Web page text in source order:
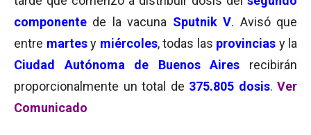
componente de la vacuna Sputnik V. Avisó que
entre martes y miércoles, todas las provincias y la
Ciudad Autónoma de Buenos Aires recibirán
proporcionalmente un total de 375.805 dosis. Ver
Comunicado